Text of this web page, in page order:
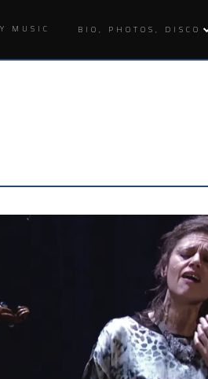
MUSIC BIO, PHOTOS, DISCO